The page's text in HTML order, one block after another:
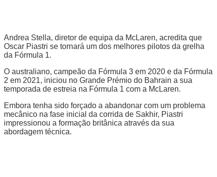
Andrea Stella, diretor de equipa da McLaren, acredita que
Oscar Piastri se tornará um dos melhores pilotos da grelha
da Fórmula 1.
O australiano, campeão da Fórmula 3 em 2020 e da Fórmula
2 em 2021, iniciou no Grande Prémio do Bahrain a sua
temporada de estreia na Fórmula 1 com a McLaren.
Embora tenha sido forçado a abandonar com um problema
mecânico na fase inicial da corrida de Sakhir, Piastri
impressionou a formação britânica através da sua
abordagem técnica.